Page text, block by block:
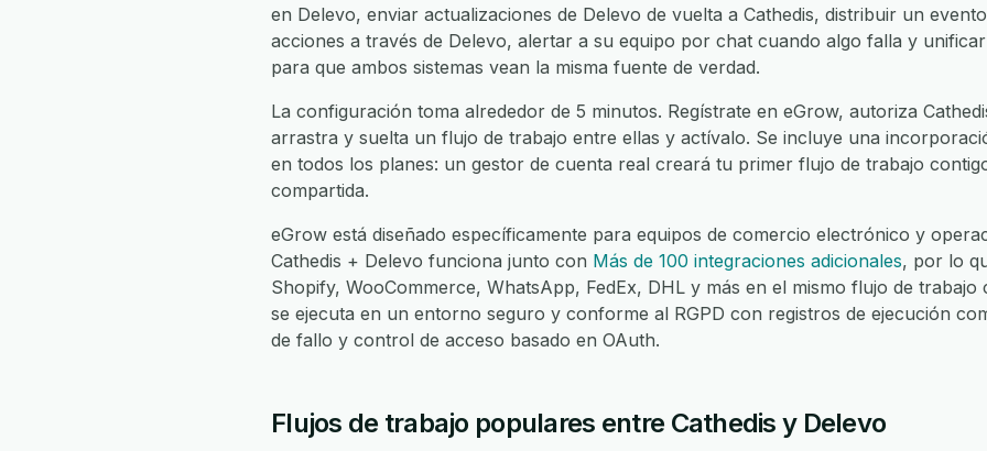
en Delevo, enviar actualizaciones de Delevo de vuelta a Cathedis, distribuir un
acciones a través de Delevo, alertar a su equipo por chat cuando algo falla y
para que ambos sistemas vean la misma fuente de verdad.
La configuración toma alrededor de 5 minutos. Regístrate en eGrow, autoriza
arrastra y suelta un flujo de trabajo entre ellas y actívalo. Se incluye una
en todos los planes: un gestor de cuenta real creará tu primer flujo de trabajo
compartida.
eGrow está diseñado específicamente para equipos de comercio electrónico y
Cathedis + Delevo funciona junto con Más de 100 integraciones adicionales, por lo
Shopify, WooCommerce, WhatsApp, FedEx, DHL y más en el mismo flujo de trabajo
se ejecuta en un entorno seguro y conforme al RGPD con registros de ejecución
de fallo y control de acceso basado en OAuth.
Flujos de trabajo populares entre Cathedis y Delevo